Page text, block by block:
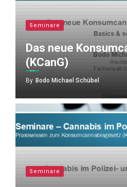
Seminare
Das neue
(KCanG)
By Bodo Michael Schübel
Seminare